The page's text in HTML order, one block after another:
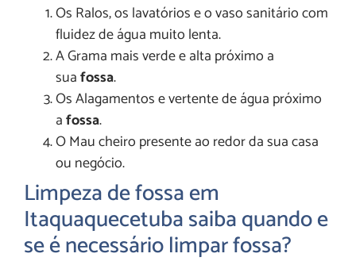
Os Ralos, os lavatórios e o vaso sanitário com
fluidez de água muito lenta.
A Grama mais verde e alta próximo a
suafossa.
Os Alagamentos e vertente de água próximo
afossa.
O Mau cheiro presente ao redor da sua casa
ou negócio.
Limpeza de fossa em
Itaquaquecetuba saiba quando e
se é necessário limpar fossa?